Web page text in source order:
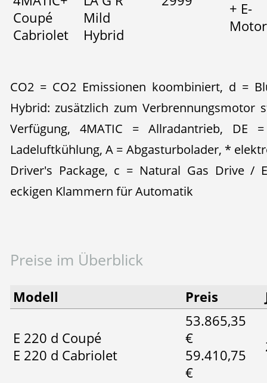
Coupé
Cabriolet
Mild
Hybrid
+ E-
Motor
CO2 = CO2 Emissionen koombiniert, d =
Hybrid: zusätzlich zum Verbrennungsmotor
Verfügung, 4MATIC = Allradantrieb, DE
Ladeluftkühlung, A = Abgasturbolader, *
Driver's Package, c = Natural Gas Drive /
eckigen Klammern für Automatik
Preise im Überblick
Modell Preis
E 220 d Coupé
E 220 d Cabriolet
53.865,35
€
59.410,75
€